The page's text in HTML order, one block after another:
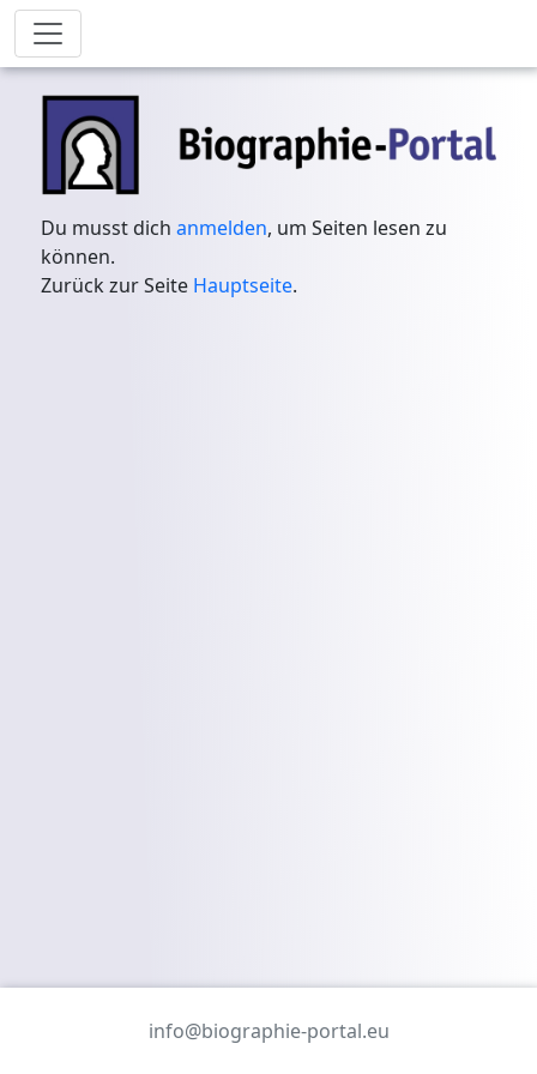
Du musst dichanmelden, um Seiten lesen zu
können.
Zurück zur Seite Hauptseite.
info@biographie-portal.eu